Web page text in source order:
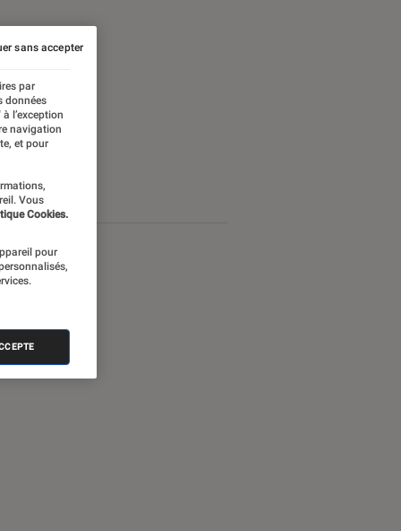
par
données
l’exception
navigation
et pour
Vous
Cookies.
pour
sans accepter